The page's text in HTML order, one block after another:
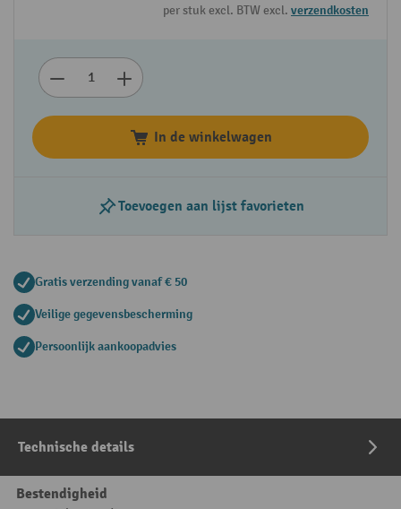
per stuk excl. BTW excl. verzendkosten
In de winkelwagen
Toevoegen aan lijst favorieten
Gratis verzending vanaf € 50
Veilige gegevensbescherming
Persoonlijk aankoopadvies
Technische details
Bestendigheid